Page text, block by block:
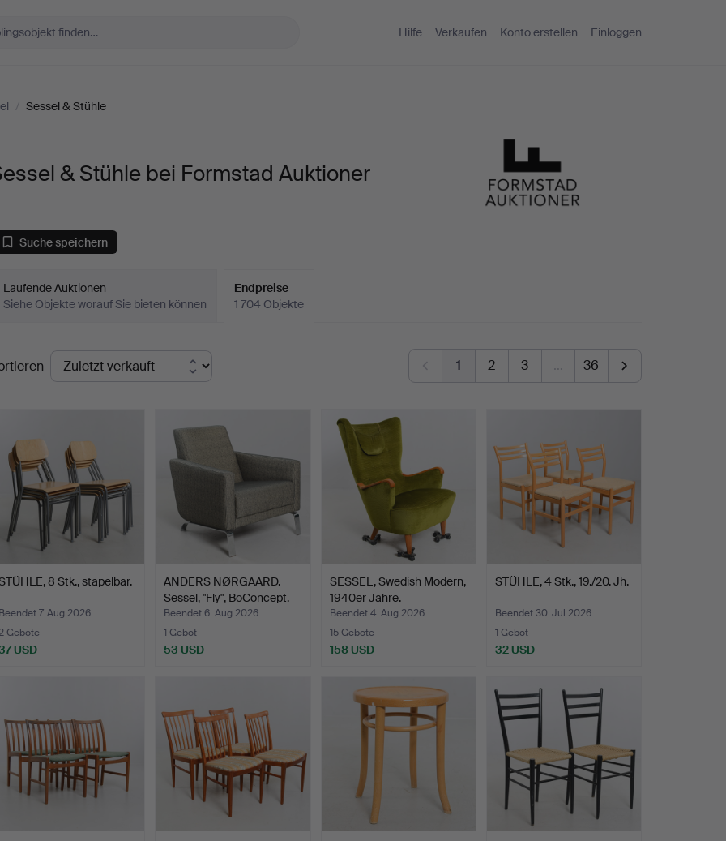
Hilfe Verkaufen Konto erstellen Einloggen
/ Sessel & Stühle
& Stühle bei Formstad Auktioner
Suche speichern
Laufende Auktionen
Siehe Objekte worauf Sie bieten können
Endpreise
1 704 Objekte
1 2 3 … 36
8 Stk., stapelbar.
7. Aug 2026
Gebote
USD
ANDERS NØRGAARD.
Sessel, "Fly", BoConcept.
Beendet 6. Aug 2026
1 Gebot
53 USD
SESSEL, Swedish Modern,
1940er Jahre.
Beendet 4. Aug 2026
15 Gebote
158 USD
STÜHLE, 4 Stk., 19./20. Jh.
Beendet 30. Jul 2026
1 Gebot
32 USD